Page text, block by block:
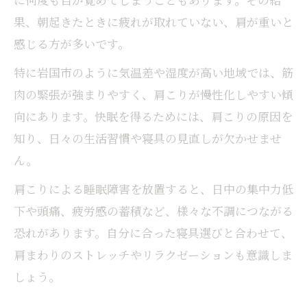
果、朝起きたときに疲れが取れていない、肩が重いと
感じる方が多いです。
特に岩国市のように気温差や湿度が高い地域では、筋
肉の緊張が強まりやすく、肩こりが慢性化しやすい傾
向にあります。快眠を得るためには、肩こりの原因を
知り、日々の生活習慣や寝具の見直しが欠かせませ
ん。
肩こりによる睡眠障害を放置すると、日中の集中力低
下や頭痛、疲労感の蓄積など、様々な不調につながる
恐れがあります。自分に合った寝具選びと合わせて、
肩まわりのストレッチやリラクゼーションも意識しま
しょう。